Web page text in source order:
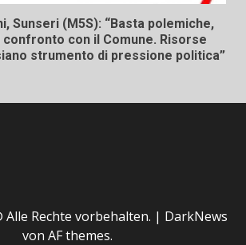
Sunseri (M5S): “Basta polemiche,
con il Comune. Risorse
strumento di pressione politica”
Rechte vorbehalten. | DarkNews
von AF themes.